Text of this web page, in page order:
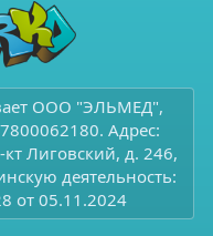
ООО "ЭЛЬМЕД",
Адрес:
кт Лиговский, д. 246,
деятельность:
от 05.11.2024